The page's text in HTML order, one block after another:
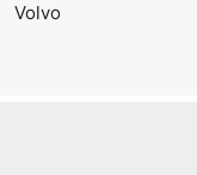
Volvo